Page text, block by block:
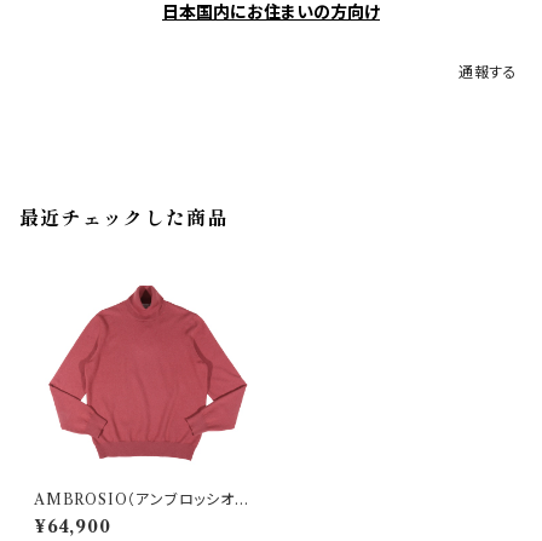
日本国内にお住まいの方向け
通報する
最近チェックした商品
AMBROSIO（アンブロッシオ）
タートルネックセーター 55157/
15590 32987
¥64,900